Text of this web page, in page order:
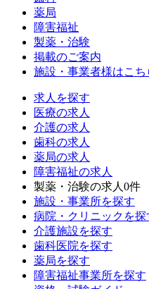
薬局
障害福祉
製薬・治験
掲載のご案内
施設・事業者様はこ
求人を探す
医療の求人
介護の求人
歯科の求人
薬局の求人
障害福祉の求人
製薬・治験の求人 0件
施設・事業所を探す
病院・クリニックを探
介護施設を探す
歯科医院を探す
薬局を探す
障害福祉事業所を探す